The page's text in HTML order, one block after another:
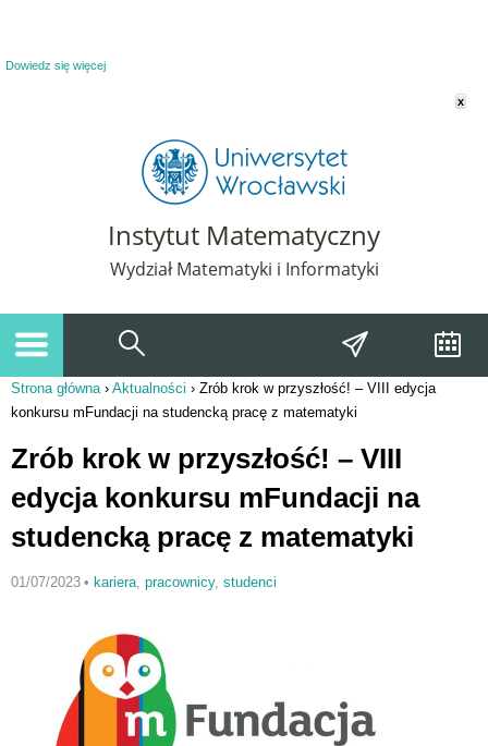
Dowiedz się więcej
x
Instytut Matematyczny
Wydział Matematyki i Informatyki
Jesteś tutaj
Strona główna› Aktualności › Zrób krok w przyszłość! – VIII edycja
konkursu mFundacji na studencką pracę z matematyki
Zrób krok w przyszłość! – VIII
edycja konkursu mFundacji na
studencką pracę z matematyki
01/07/2023 • kariera, pracownicy, studenci